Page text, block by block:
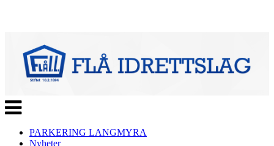
Veksle
navigasjon
PARKERING LANGMYRA
Nyheter